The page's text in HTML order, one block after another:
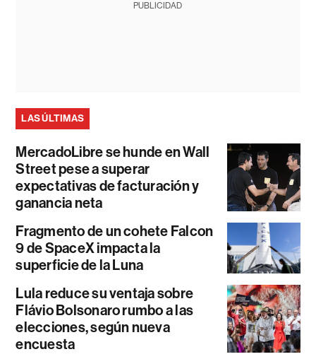
PUBLICIDAD
LAS ÚLTIMAS
MercadoLibre se hunde en Wall
Street pese a superar
expectativas de facturación y
ganancia neta
Fragmento de un cohete Falcon
9 de SpaceX impacta la
superficie de la Luna
Lula reduce su ventaja sobre
Flávio Bolsonaro rumbo a las
elecciones, según nueva
encuesta